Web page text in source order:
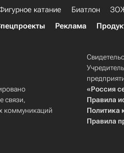
катание Биатлон
Реклама
связи,
коммуникаций
«Россия
Правила
Политика
Правила